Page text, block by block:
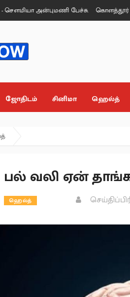
அன்புமணி பேச்சு. கொளத்தூர் EVM
ஜோதிடம் சினிமா ஹெல்த்
பல் வலி ஏன்
ஹெல்த்